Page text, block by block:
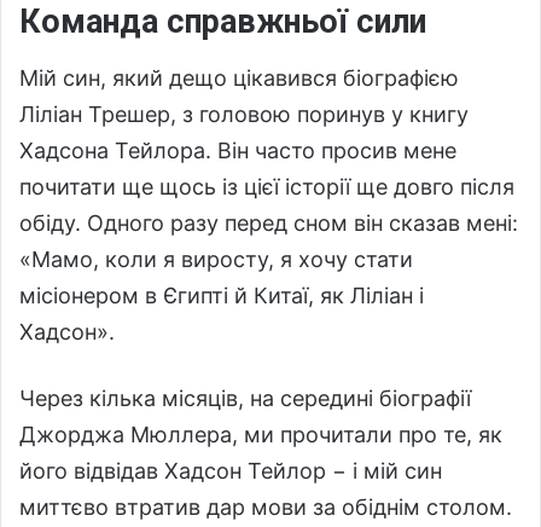
Команда справжньої сили
Мій син, який дещо цікавився біографією
Ліліан Трешер, з головою поринув у книгу
Хадсона Тейлора. Він часто просив мене
почитати ще щось із цієї історії ще довго після
обіду. Одного разу перед сном він сказав мені:
«Мамо, коли я виросту, я хочу стати
місіонером в Єгипті й Китаї, як Ліліан і
Хадсон».
Через кілька місяців, на середині біографії
Джорджа Мюллера, ми прочитали про те, як
його відвідав Хадсон Тейлор − і мій син
миттєво втратив дар мови за обіднім столом.